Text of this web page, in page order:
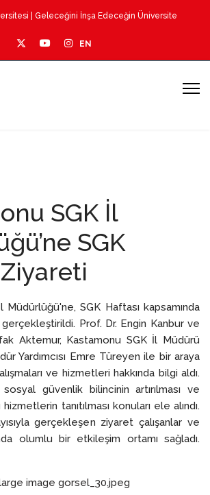
| Geleceğini İnşa Edeceğin Üniversite
EN
SGK İl
SGK
Müdürlüğü'ne, SGK Haftası kapsamında
Prof. Dr. Engin Kanbur ve
Aktemur, Kastamonu SGK İl Müdürü
Yardımcısı Emre Türeyen ile bir araya
ve hizmetleri hakkında bilgi aldı.
sosyal güvenlik bilincinin artırılması ve
tanıtılması konuları ele alındı.
gerçekleşen ziyaret çalışanlar ve
olumlu bir etkileşim ortamı sağladı.